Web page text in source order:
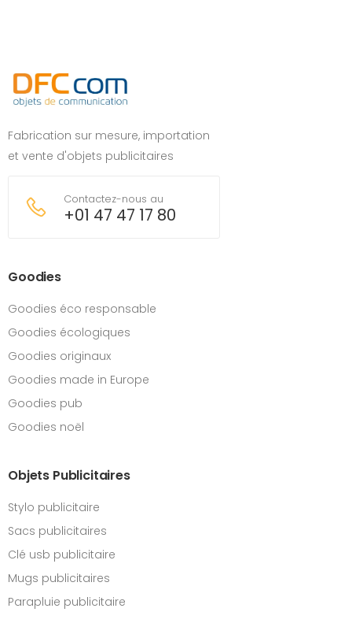
Fabrication sur mesure, importation
et vente d'objets publicitaires
Contactez-nous au
+01 47 47 17 80
Goodies
Goodies éco responsable
Goodies écologiques
Goodies originaux
Goodies made in Europe
Goodies pub
Goodies noël
Objets Publicitaires
Stylo publicitaire
Sacs publicitaires
Clé usb publicitaire
Mugs publicitaires
Parapluie publicitaire